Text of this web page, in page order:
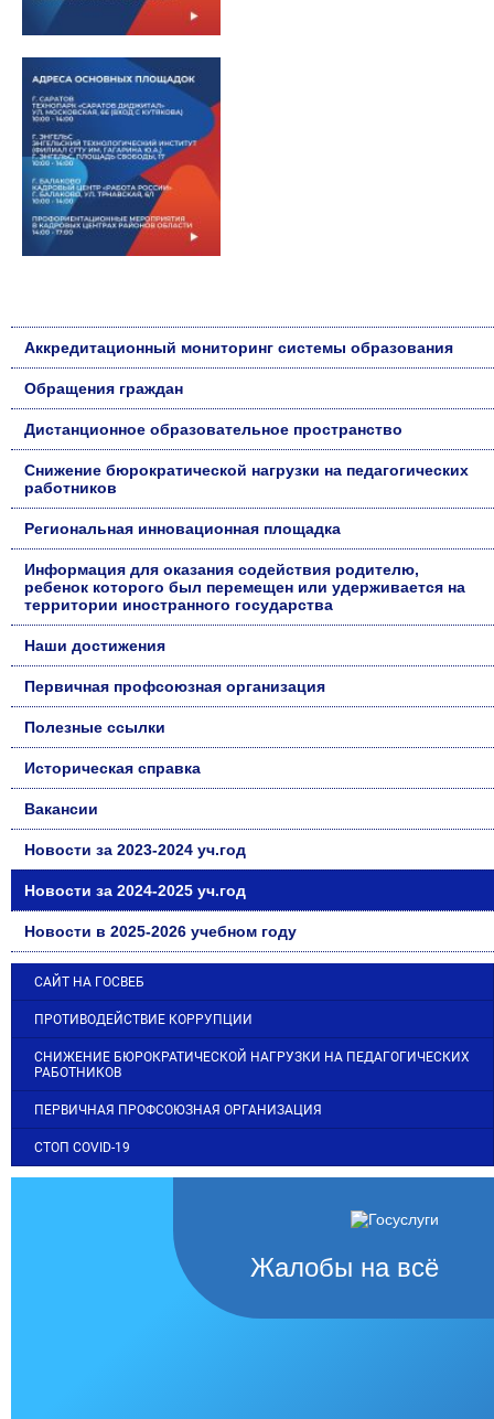
Аккредитационный мониторинг системы образования
Обращения граждан
Дистанционное образовательное пространство
Снижение бюрократической нагрузки на педагогических
работников
Региональная инновационная площадка
Информация для оказания содействия родителю,
ребенок которого был перемещен или удерживается на
территории иностранного государства
Наши достижения
Первичная профсоюзная организация
Полезные ссылки
Историческая справка
Вакансии
Новости за 2023-2024 уч.год
Новости за 2024-2025 уч.год
Новости в 2025-2026 учебном году
САЙТ НА ГОСВЕБ
ПРОТИВОДЕЙСТВИЕ КОРРУПЦИИ
СНИЖЕНИЕ БЮРОКРАТИЧЕСКОЙ НАГРУЗКИ НА ПЕДАГОГИЧЕСКИХ
РАБОТНИКОВ
ПЕРВИЧНАЯ ПРОФСОЮЗНАЯ ОРГАНИЗАЦИЯ
СТОП COVID-19
Жалобы на всё